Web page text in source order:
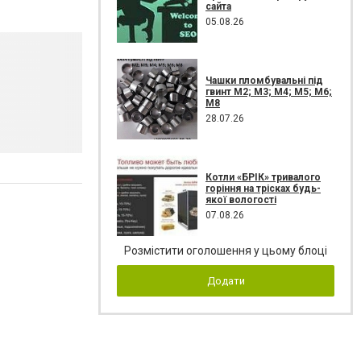
сайта
05.08.26
Чашки пломбувальні під
гвинт М2; М3; М4; М5; М6;
М8
28.07.26
Котли «БРІК» тривалого
горіння на трісках будь-
якої вологості
07.08.26
Розмістити оголошення у цьому блоці
Додати